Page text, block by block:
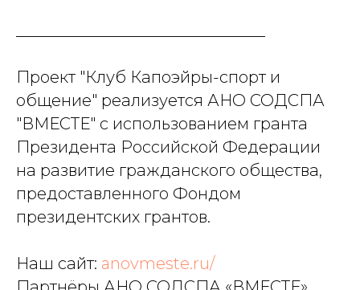
Проект "Клуб Капоэйры-спорт и
общение" реализуется АНО СОДСПА
"ВМЕСТЕ" с использованием гранта
Президента Российской Федерации
на развитие гражданского общества,
предоставленного Фондом
президентских грантов.
Наш сайт: anovmeste.ru/